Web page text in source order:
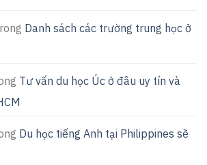
Danh sách các trường trung học ở
Tư vấn du học Úc ở đâu uy tín và
Du học tiếng Anh tại Philippines sẽ